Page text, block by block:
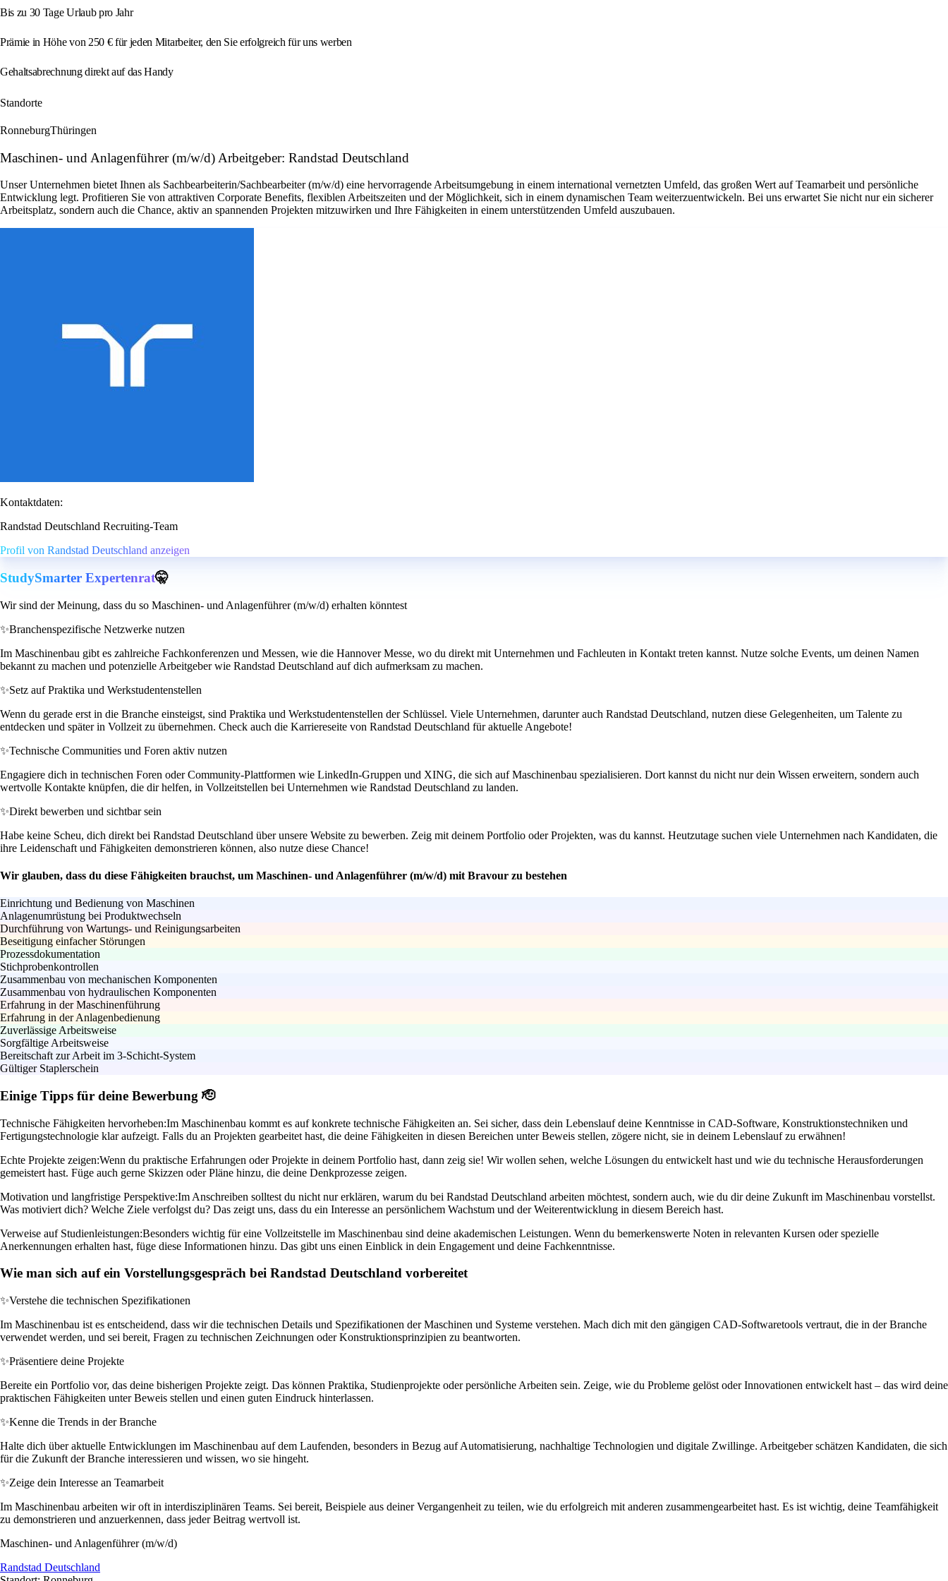
Bis zu 30 Tage Urlaub pro Jahr
Prämie in Höhe von 250 € für jeden Mitarbeiter, den Sie erfolgreich für uns werben
Gehaltsabrechnung direkt auf das Handy
Standorte
RonneburgThüringen
Maschinen- und Anlagenführer (m/w/d) Arbeitgeber: Randstad Deutschland
Unser Unternehmen bietet Ihnen als Sachbearbeiterin/Sachbearbeiter (m/w/d) eine hervorragende Arbeitsumgebung in einem international vernetzten Umfeld, das großen Wert auf Teamarbeit und persönliche
Entwicklung legt. Profitieren Sie von attraktiven Corporate Benefits, flexiblen Arbeitszeiten und der Möglichkeit, sich in einem dynamischen Team weiterzuentwickeln. Bei uns erwartet Sie nicht nur ein sicherer
Arbeitsplatz, sondern auch die Chance, aktiv an spannenden Projekten mitzuwirken und Ihre Fähigkeiten in einem unterstützenden Umfeld auszubauen.
Kontaktdaten:
Randstad Deutschland Recruiting-Team
Profil von Randstad Deutschland anzeigen
StudySmarter Expertenrat🤫
Wir sind der Meinung, dass du so Maschinen- und Anlagenführer (m/w/d) erhalten könntest
✨Branchenspezifische Netzwerke nutzen
Im Maschinenbau gibt es zahlreiche Fachkonferenzen und Messen, wie die Hannover Messe, wo du direkt mit Unternehmen und Fachleuten in Kontakt treten kannst. Nutze solche Events, um deinen Namen
bekannt zu machen und potenzielle Arbeitgeber wie Randstad Deutschland auf dich aufmerksam zu machen.
✨Setz auf Praktika und Werkstudentenstellen
Wenn du gerade erst in die Branche einsteigst, sind Praktika und Werkstudentenstellen der Schlüssel. Viele Unternehmen, darunter auch Randstad Deutschland, nutzen diese Gelegenheiten, um Talente zu
entdecken und später in Vollzeit zu übernehmen. Check auch die Karriereseite von Randstad Deutschland für aktuelle Angebote!
✨Technische Communities und Foren aktiv nutzen
Engagiere dich in technischen Foren oder Community-Plattformen wie LinkedIn-Gruppen und XING, die sich auf Maschinenbau spezialisieren. Dort kannst du nicht nur dein Wissen erweitern, sondern auch
wertvolle Kontakte knüpfen, die dir helfen, in Vollzeitstellen bei Unternehmen wie Randstad Deutschland zu landen.
✨Direkt bewerben und sichtbar sein
Habe keine Scheu, dich direkt bei Randstad Deutschland über unsere Website zu bewerben. Zeig mit deinem Portfolio oder Projekten, was du kannst. Heutzutage suchen viele Unternehmen nach Kandidaten, die
ihre Leidenschaft und Fähigkeiten demonstrieren können, also nutze diese Chance!
Wir glauben, dass du diese Fähigkeiten brauchst, um Maschinen- und Anlagenführer (m/w/d) mit Bravour zu bestehen
Einrichtung und Bedienung von Maschinen
Anlagenumrüstung bei Produktwechseln
Durchführung von Wartungs- und Reinigungsarbeiten
Beseitigung einfacher Störungen
Prozessdokumentation
Stichprobenkontrollen
Zusammenbau von mechanischen Komponenten
Zusammenbau von hydraulischen Komponenten
Erfahrung in der Maschinenführung
Erfahrung in der Anlagenbedienung
Zuverlässige Arbeitsweise
Sorgfältige Arbeitsweise
Bereitschaft zur Arbeit im 3-Schicht-System
Gültiger Staplerschein
Einige Tipps für deine Bewerbung 🫡
Technische Fähigkeiten hervorheben:Im Maschinenbau kommt es auf konkrete technische Fähigkeiten an. Sei sicher, dass dein Lebenslauf deine Kenntnisse in CAD-Software, Konstruktionstechniken und
Fertigungstechnologie klar aufzeigt. Falls du an Projekten gearbeitet hast, die deine Fähigkeiten in diesen Bereichen unter Beweis stellen, zögere nicht, sie in deinem Lebenslauf zu erwähnen!
Echte Projekte zeigen:Wenn du praktische Erfahrungen oder Projekte in deinem Portfolio hast, dann zeig sie! Wir wollen sehen, welche Lösungen du entwickelt hast und wie du technische Herausforderungen
gemeistert hast. Füge auch gerne Skizzen oder Pläne hinzu, die deine Denkprozesse zeigen.
Motivation und langfristige Perspektive:Im Anschreiben solltest du nicht nur erklären, warum du bei Randstad Deutschland arbeiten möchtest, sondern auch, wie du dir deine Zukunft im Maschinenbau vorstellst.
Was motiviert dich? Welche Ziele verfolgst du? Das zeigt uns, dass du ein Interesse an persönlichem Wachstum und der Weiterentwicklung in diesem Bereich hast.
Verweise auf Studienleistungen:Besonders wichtig für eine Vollzeitstelle im Maschinenbau sind deine akademischen Leistungen. Wenn du bemerkenswerte Noten in relevanten Kursen oder spezielle
Anerkennungen erhalten hast, füge diese Informationen hinzu. Das gibt uns einen Einblick in dein Engagement und deine Fachkenntnisse.
Wie man sich auf ein Vorstellungsgespräch bei Randstad Deutschland vorbereitet
✨Verstehe die technischen Spezifikationen
Im Maschinenbau ist es entscheidend, dass wir die technischen Details und Spezifikationen der Maschinen und Systeme verstehen. Mach dich mit den gängigen CAD-Softwaretools vertraut, die in der Branche
verwendet werden, und sei bereit, Fragen zu technischen Zeichnungen oder Konstruktionsprinzipien zu beantworten.
✨Präsentiere deine Projekte
Bereite ein Portfolio vor, das deine bisherigen Projekte zeigt. Das können Praktika, Studienprojekte oder persönliche Arbeiten sein. Zeige, wie du Probleme gelöst oder Innovationen entwickelt hast – das wird deine
praktischen Fähigkeiten unter Beweis stellen und einen guten Eindruck hinterlassen.
✨Kenne die Trends in der Branche
Halte dich über aktuelle Entwicklungen im Maschinenbau auf dem Laufenden, besonders in Bezug auf Automatisierung, nachhaltige Technologien und digitale Zwillinge. Arbeitgeber schätzen Kandidaten, die sich
für die Zukunft der Branche interessieren und wissen, wo sie hingeht.
✨Zeige dein Interesse an Teamarbeit
Im Maschinenbau arbeiten wir oft in interdisziplinären Teams. Sei bereit, Beispiele aus deiner Vergangenheit zu teilen, wie du erfolgreich mit anderen zusammengearbeitet hast. Es ist wichtig, deine Teamfähigkeit
zu demonstrieren und anzuerkennen, dass jeder Beitrag wertvoll ist.
Maschinen- und Anlagenführer (m/w/d)
Randstad Deutschland